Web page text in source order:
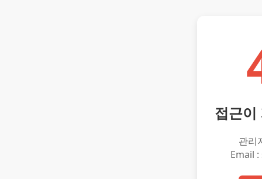
접근이
관리
Email